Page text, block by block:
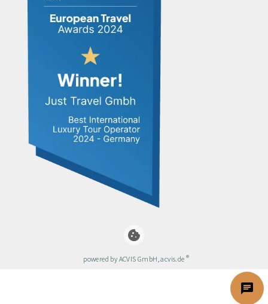
cookie
powered by ACVIS GmbH, acvis.de®
chat